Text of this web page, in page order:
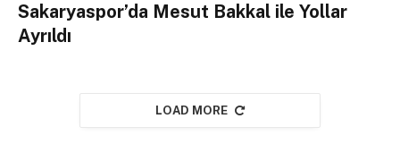
Sakaryaspor’da Mesut Bakkal ile Yollar
Ayrıldı
LOAD MORE